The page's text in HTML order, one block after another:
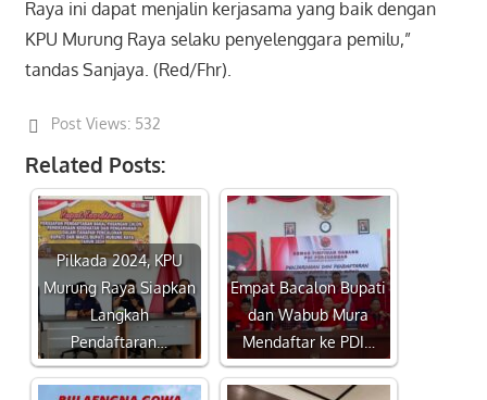
Raya ini dapat menjalin kerjasama yang baik dengan
KPU Murung Raya selaku penyelenggara pemilu,”
tandas Sanjaya. (Red/Fhr).
Post Views: 532
Related Posts:
Pilkada 2024, KPU
Murung Raya Siapkan
Langkah
Pendaftaran…
Empat Bacalon Bupati
dan Wabub Mura
Mendaftar ke PDI…